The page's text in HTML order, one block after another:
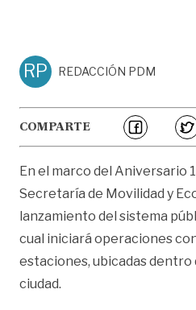
RP REDACCIÓN PDM
COMPARTE
En el marco del Aniversario
Secretaría de Movilidad y
lanzamiento del sistema
cual iniciará operaciones
estaciones, ubicadas
ciudad.